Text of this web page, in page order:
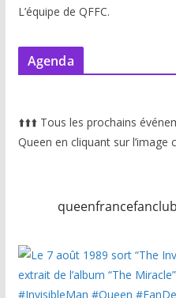
L’équipe de QFFC.
Agenda
⬆️⬆️⬆️ Tous les prochains
Queen en cliquant sur l’image
queenfrancefanclub